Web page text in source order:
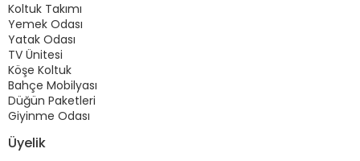
Koltuk Takımı
Yemek Odası
Yatak Odası
TV Ünitesi
Köşe Koltuk
Bahçe Mobilyası
Düğün Paketleri
Giyinme Odası
Üyelik